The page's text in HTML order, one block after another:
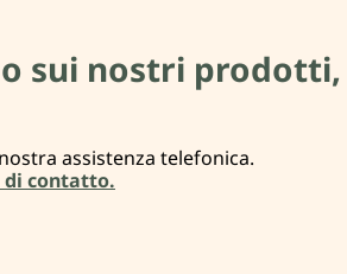
sui nostri
assistenza telefonica.
di contatto.